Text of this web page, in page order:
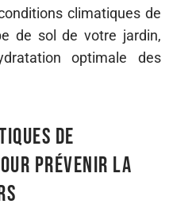
climatiques de
de sol de votre jardin,
optimale des
de
prévenir la